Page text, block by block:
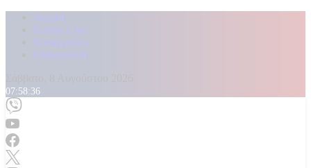
Αρχική
Kontra Live
Καταγγελίες
Επικοινωνία
07:58:38